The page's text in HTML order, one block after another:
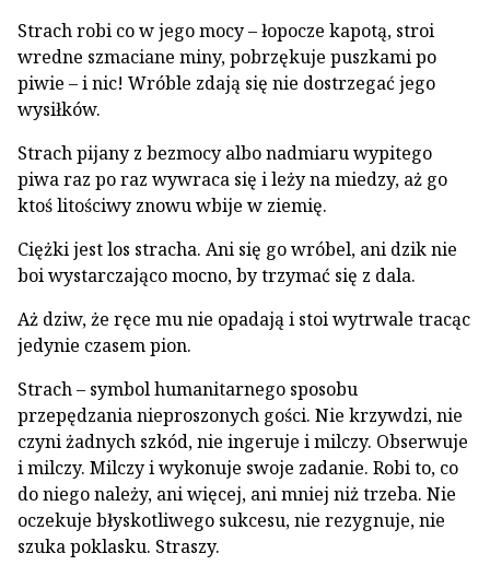
Strach robi co w jego mocy – łopocze kapotą, stroi
wredne szmaciane miny, pobrzękuje puszkami po
piwie – i nic! Wróble zdają się nie dostrzegać jego
wysiłków.
Strach pijany z bezmocy albo nadmiaru wypitego
piwa raz po raz wywraca się i leży na miedzy, aż go
ktoś litościwy znowu wbije w ziemię.
Ciężki jest los stracha. Ani się go wróbel, ani dzik nie
boi wystarczająco mocno, by trzymać się z dala.
Aż dziw, że ręce mu nie opadają i stoi wytrwale tracąc
jedynie czasem pion.
Strach – symbol humanitarnego sposobu
przepędzania nieproszonych gości. Nie krzywdzi, nie
czyni żadnych szkód, nie ingeruje i milczy. Obserwuje
i milczy. Milczy i wykonuje swoje zadanie. Robi to, co
do niego należy, ani więcej, ani mniej niż trzeba. Nie
oczekuje błyskotliwego sukcesu, nie rezygnuje, nie
szuka poklasku. Straszy.